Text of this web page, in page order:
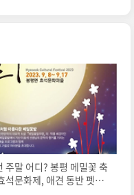
주말 어디? 봉평 메밀꽃 축
석문화제, 애견 동반 펫팸